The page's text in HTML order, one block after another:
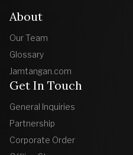
About
Our Team
Glossary
Jamtangan.com
Get In Touch
General Inquiries
Partnership
Corporate Order